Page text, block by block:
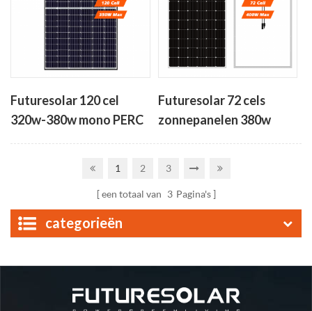
Futuresolar 120 cel
320w-380w mono PERC
Futuresolar 72 cels
zonnepanelen 380w
1 2 3
een totaal van 3 Pagina's
categorieën